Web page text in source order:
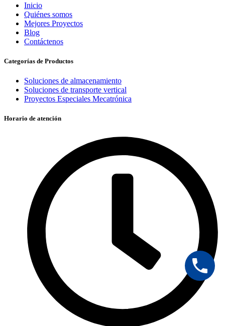
Inicio
Quiénes somos
Mejores Proyectos
Blog
Contáctenos
Categorías de Productos
Soluciones de almacenamiento
Soluciones de transporte vertical
Proyectos Especiales Mecatrónica
Horario de atención